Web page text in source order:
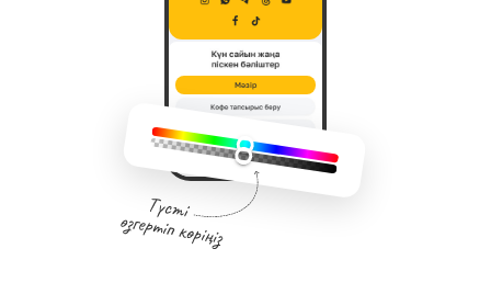
Мәзір